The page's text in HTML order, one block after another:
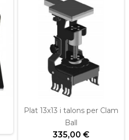
Plat 13x13 i talons per Clam
Ball
335,00 €